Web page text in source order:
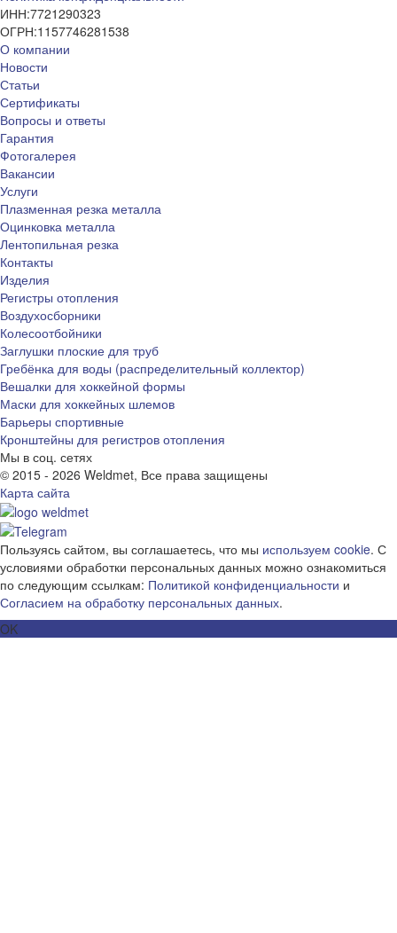
ИНН:7721290323
ОГРН:1157746281538
О компании
Новости
Статьи
Сертификаты
Вопросы и ответы
Гарантия
Фотогалерея
Вакансии
Услуги
Плазменная резка металла
Оцинковка металла
Лентопильная резка
Контакты
Изделия
Регистры отопления
Воздухосборники
Колесоотбойники
Заглушки плоские для труб
Гребёнка для воды (распределительный коллектор)
Вешалки для хоккейной формы
Маски для хоккейных шлемов
Барьеры спортивные
Кронштейны для регистров отопления
Мы в соц. сетях
© 2015 - 2026 Weldmet, Все права защищены
Карта сайта
Пользуясь сайтом, вы соглашаетесь, что мы используем cookie. С
условиями обработки персональных данных можно ознакомиться
по следующим ссылкам: Политикой конфиденциальности и
Согласием на обработку персональных данных.
OK